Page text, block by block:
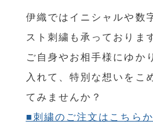
伊織ではイニシャルや数
スト刺繍も承っておりま
ご自身やお相手様にゆか
入れて、特別な想いをこ
てみませんか？
■刺繍のご注文はこちら